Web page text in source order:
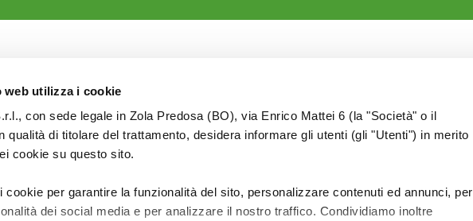
web utilizza i cookie
con sede legale in Zola Predosa (BO), via Enrico Mattei 6 (la "Società" o il
qualità di titolare del trattamento, desidera informare gli utenti (gli "Utenti") in merito
cookie su questo sito.
cookie per garantire la funzionalità del sito, personalizzare contenuti ed annunci, per
dei social media e per analizzare il nostro traffico. Condividiamo inoltre